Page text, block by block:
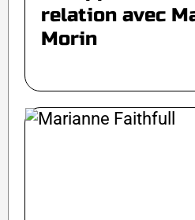
relation avec
Morin